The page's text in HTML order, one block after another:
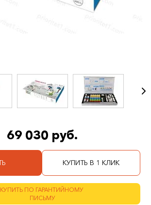
69 030 руб.
КУПИТЬ В 1 КЛИК
КУПИТЬ ПО ГАРАНТИЙНОМУ
ПИСЬМУ